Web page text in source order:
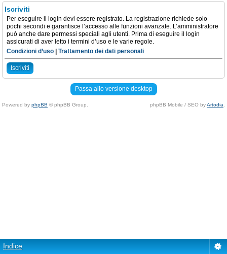
Iscriviti
Per eseguire il login devi essere registrato. La registrazione richiede solo
pochi secondi e garantisce l’accesso alle funzioni avanzate. L’amministratore
può anche dare permessi speciali agli utenti. Prima di eseguire il login
assicurati di aver letto i termini d’uso e le varie regole.
Condizioni d’uso
Trattamento dei dati personali
Iscriviti
Passa allo versione desktop
Powered by phpBB © phpBB Group. phpBB Mobile / SEO byArtodia
Indice